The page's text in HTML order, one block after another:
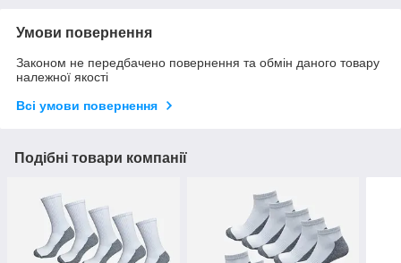
Умови повернення
Законом не передбачено повернення та обмін даного товару
належної якості
Всі умови повернення
Подібні товари компанії